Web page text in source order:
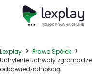
Lexplay
Prawo Spółek
Uchylenie uchwały
odpowiedzialnością